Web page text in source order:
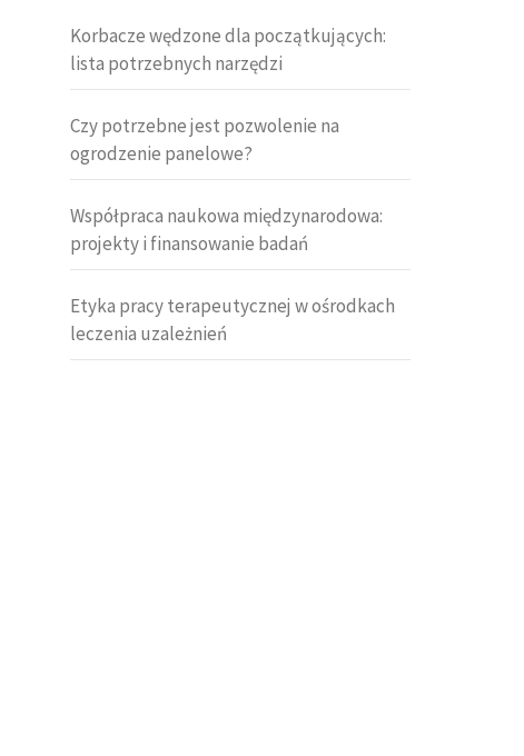
Korbacze wędzone dla początkujących:
lista potrzebnych narzędzi
Czy potrzebne jest pozwolenie na
ogrodzenie panelowe?
Współpraca naukowa międzynarodowa:
projekty i finansowanie badań
Etyka pracy terapeutycznej w ośrodkach
leczenia uzależnień